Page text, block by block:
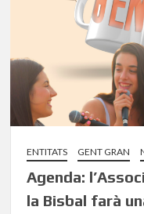
ENTITATS GENT GRAN
Agenda:
la Bisbal farà